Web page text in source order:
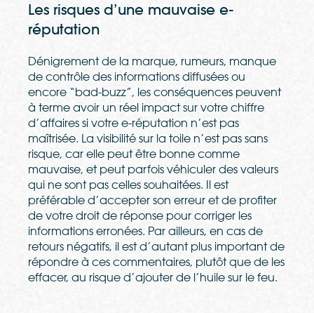
Les risques d’une mauvaise e-
réputation
Dénigrement de la marque, rumeurs, manque
de contrôle des informations diffusées ou
encore “bad-buzz”, les conséquences peuvent
à terme avoir un réel impact sur votre chiffre
d’affaires si votre e-réputation n’est pas
maîtrisée. La visibilité sur la toile n’est pas sans
risque, car elle peut être bonne comme
mauvaise, et peut parfois véhiculer des valeurs
qui ne sont pas celles souhaitées. Il est
préférable d’accepter son erreur et de profiter
de votre droit de réponse pour corriger les
informations erronées. Par ailleurs, en cas de
retours négatifs, il est d’autant plus important de
répondre à ces commentaires, plutôt que de les
effacer, au risque d’ajouter de l’huile sur le feu.